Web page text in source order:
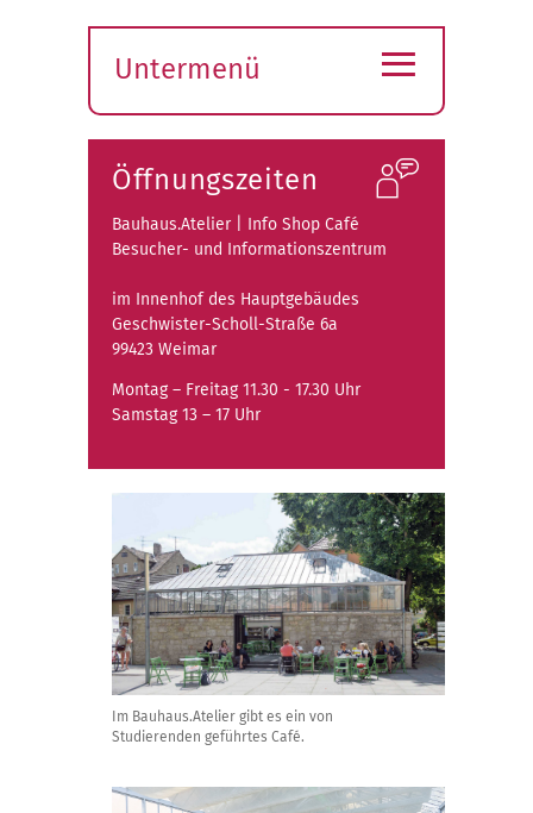
Untermenü
öffnen
≡
Öffnungszeiten
Bauhaus.Atelier | Info Shop Café
Besucher- und Informationszentrum
im Innenhof des Hauptgebäudes
Geschwister-Scholl-Straße 6a
99423 Weimar
Montag – Freitag 11.30 - 17.30 Uhr
Samstag 13 – 17 Uhr
Im Bauhaus.Atelier gibt es ein von
Studierenden geführtes Café.